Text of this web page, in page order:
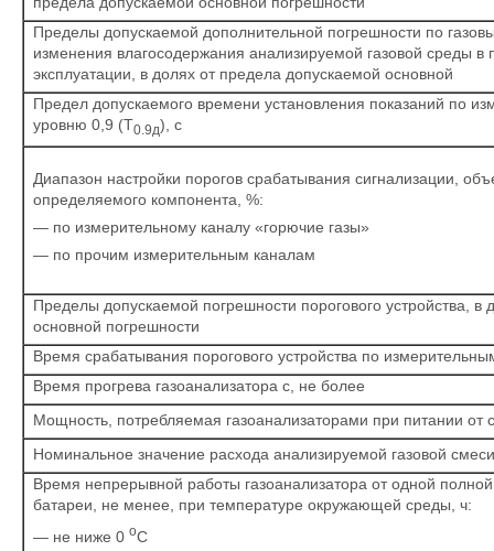
Пределы допускаемой дополнительной погрешности по
изменения влагосодержания анализируемой газовой
эксплуатации, в долях от предела допускаемой
Предел допускаемого времени установления показаний по
уровню 0,9 (T0.9д), с
Диапазон настройки порогов срабатывания
определяемого компонента, %:
— по измерительному каналу «горючие газы»
— по прочим измерительным каналам
Пределы допускаемой погрешности порогового
основной погрешности
Время срабатывания порогового устройства по
Время прогрева газоанализатора с, не более
Мощность, потребляемая газоанализаторами при питании от
Номинальное значение расхода анализируемой газовой
Время непрерывной работы газоанализатора от одной
батареи, не менее, при температуре окружающей среды, ч:
— не ниже 0 oC